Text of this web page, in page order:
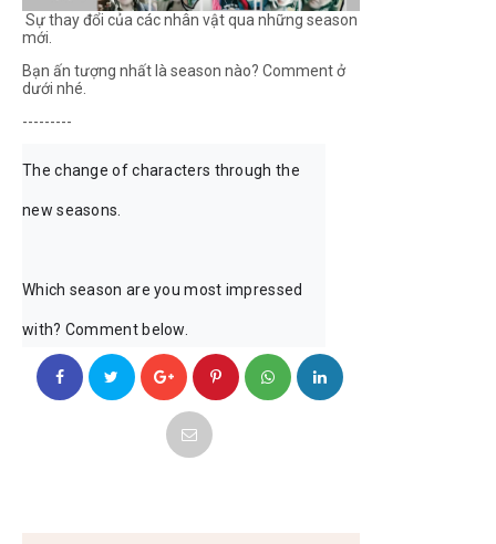
Sự thay đổi của các nhân vật qua những season
mới.
Bạn ấn tượng nhất là season nào? Comment ở
dưới nhé.
---------
The change of characters through the
new seasons.
Which season are you most impressed
with? Comment below.